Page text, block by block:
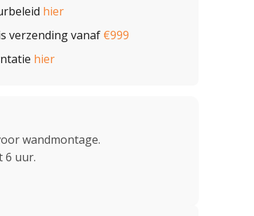
hier
verzending vanaf €999
hier
wandmontage.
6 uur.